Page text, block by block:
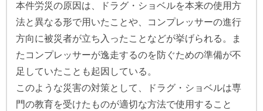
本件労災の原因は、ドラグ・ショベルを本来の使用方
法と異なる形で用いたことや、コンプレッサーの進行
方向に被災者が立ち入ったことなどが挙げられる。ま
たコンプレッサーが逸走するのを防ぐための準備が不
足していたことも起因している。
このような災害の対策として、ドラグ・ショベルは専
門の教育を受けたものが適切な方法で使用すること